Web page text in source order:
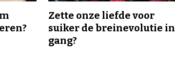
Zette onze liefde voor
suiker de breinevolutie in
gang?